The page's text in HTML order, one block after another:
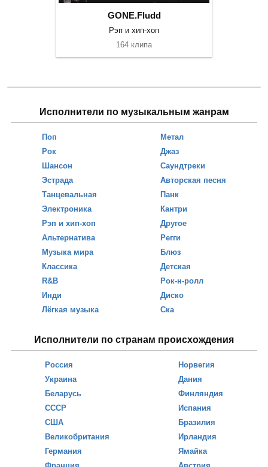
GONE.Fludd
Рэп и хип-хоп
164 клипа
Исполнители по музыкальным жанрам
Поп
Рок
Шансон
Эстрада
Танцевальная
Электроника
Рэп и хип-хоп
Альтернатива
Музыка мира
Классика
R&B
Инди
Лёгкая музыка
Метал
Джаз
Саундтреки
Авторская песня
Панк
Кантри
Другое
Регги
Блюз
Детская
Рок-н-ролл
Диско
Ска
Исполнители по странам происхождения
Россия
Украина
Беларусь
СССР
США
Великобритания
Германия
Норвегия
Дания
Финляндия
Испания
Бразилия
Ирландия
Ямайка